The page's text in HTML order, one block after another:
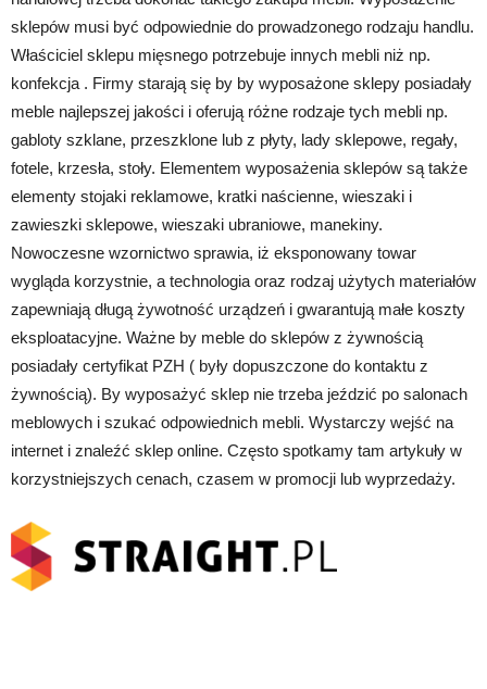
sklepów musi być odpowiednie do prowadzonego rodzaju handlu.
Właściciel sklepu mięsnego potrzebuje innych mebli niż np.
konfekcja . Firmy starają się by by wyposażone sklepy posiadały
meble najlepszej jakości i oferują różne rodzaje tych mebli np.
gabloty szklane, przeszklone lub z płyty, lady sklepowe, regały,
fotele, krzesła, stoły. Elementem wyposażenia sklepów są także
elementy stojaki reklamowe, kratki naścienne, wieszaki i
zawieszki sklepowe, wieszaki ubraniowe, manekiny.
Nowoczesne wzornictwo sprawia, iż eksponowany towar
wygląda korzystnie, a technologia oraz rodzaj użytych materiałów
zapewniają długą żywotność urządzeń i gwarantują małe koszty
eksploatacyjne. Ważne by meble do sklepów z żywnością
posiadały certyfikat PZH ( były dopuszczone do kontaktu z
żywnością). By wyposażyć sklep nie trzeba jeździć po salonach
meblowych i szukać odpowiednich mebli. Wystarczy wejść na
internet i znaleźć sklep online. Często spotkamy tam artykuły w
korzystniejszych cenach, czasem w promocji lub wyprzedaży.